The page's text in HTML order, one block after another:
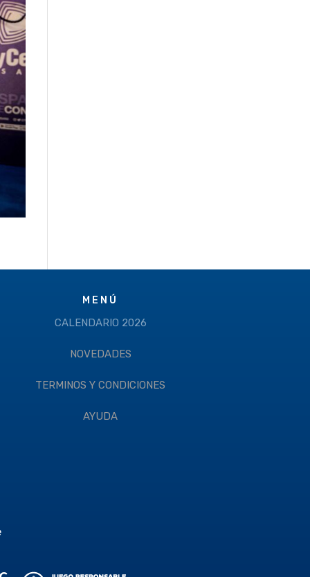
MENÚ
CALENDARIO 2026
NOVEDADES
TERMINOS Y CONDICIONES
AYUDA